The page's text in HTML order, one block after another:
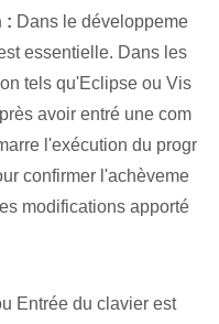
: Dans le développeme
essentielle. Dans les
tels qu'Eclipse ou Vis
avoir entré une com
l'exécution du progr
confirmer l'achèveme
modifications apporté
Entrée du clavier est